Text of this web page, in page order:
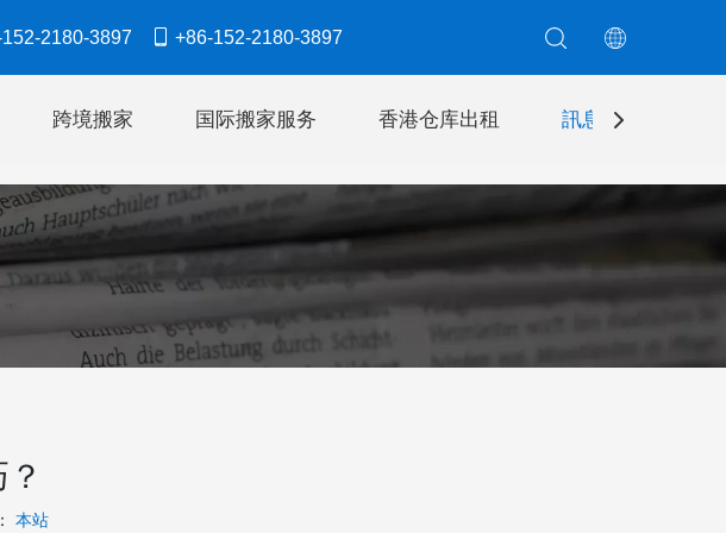
152-2180-3897  +86-152-2180-3897​​​​​​​
跨境搬家 国际搬家服务 香港仓库出租 訊息
本站